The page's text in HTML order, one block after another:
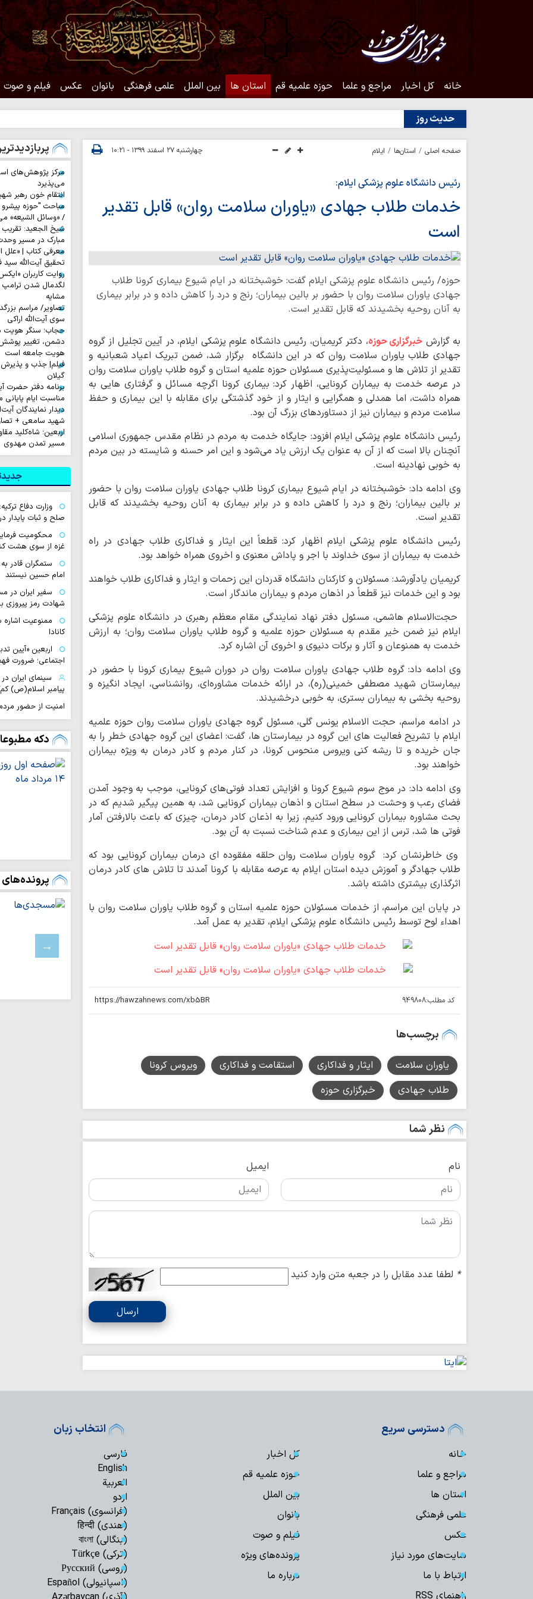
خانه کل اخبار مراجع و علما حوزه علمیه قم استان ها بین الملل علمی فرهنگی بانوان عکس فیلم و صوت
حدیث روز
صفحه اصلی استان‌ها ایلام چهارشنبه ۲۷ اسفند ۱۳۹۹ - ۱۰:۲۱
رئیس دانشگاه علوم پزشکی ایلام:
خدمات طلاب جهادی «یاوران سلامت روان» قابل تقدیر
است
حوزه/ رئیس دانشگاه علوم پزشکی ایلام گفت: خوشبختانه در ایام شیوع بیماری کرونا طلاب
جهادی یاوران سلامت روان با حضور بر بالین بیماران؛ رنج و درد را کاهش داده و در برابر بیماری
به آنان روحیه بخشیدند که قابل تقدیر است.
به گزارش خبرگزاری حوزه، دکتر کریمیان، رئیس دانشگاه علوم پزشکی ایلام، در آیین تجلیل از گروه
جهادی طلاب یاوران سلامت روان که در این دانشگاه برگزار شد، ضمن تبریک اعیاد شعبانیه و
تقدیر از تلاش ها و مسئولیت‌پذیری مسئولان حوزه علمیه استان و گروه طلاب یاوران سلامت روان
در عرصه خدمت به بیماران کرونایی، اظهار کرد: بیماری کرونا اگرچه مسائل و گرفتاری هایی به
همراه داشت، اما همدلی و همگرایی و ایثار و از خود گذشتگی برای مقابله با این بیماری و حفظ
سلامت مردم و بیماران نیز از دستاوردهای بزرگ آن بود.
رئیس دانشگاه علوم پزشکی ایلام افزود: جایگاه خدمت به مردم در نظام مقدس جمهوری اسلامی
آنچنان بالا است که از آن به عنوان یک ارزش یاد می‌شود و این امر حسنه و شایسته در بین مردم
به خوبی نهادینه است.
وی ادامه داد: خوشبختانه در ایام شیوع بیماری کرونا طلاب جهادی یاوران سلامت روان با حضور
بر بالین بیماران؛ رنج و درد را کاهش داده و در برابر بیماری به آنان روحیه بخشیدند که قابل
تقدیر است.
رئیس دانشگاه علوم پزشکی ایلام اظهار کرد: قطعاً این ایثار و فداکاری طلاب جهادی در راه
خدمت به بیماران از سوی خداوند با اجر و پاداش معنوی و اخروی همراه خواهد بود.
کریمیان یادآورشد: مسئولان و کارکنان‌ دانشگاه قدردان این زحمات و ایثار و فداکاری طلاب خواهند
بود و این خدمات نیز قطعاً در اذهان مردم و بیماران ماندگار است.
حجت‌الاسلام هاشمی، مسئول دفتر نهاد نمایندگی مقام معظم رهبری در دانشگاه علوم پزشکی
ایلام نیز ضمن خیر مقدم به مسئولان حوزه علمیه و گروه طلاب یاوران سلامت روان؛ به ارزش
خدمت به همنوعان و آثار و برکات دنیوی و اخروی آن اشاره کرد.
وی ادامه داد: گروه طلاب جهادی یاوران سلامت روان در دوران شیوع بیماری کرونا با حضور در
بیمارستان شهید مصطفی خمینی(ره)، در ارائه خدمات مشاوره‌ای، روانشناسی، ایجاد انگیزه و
روحیه بخشی به بیماران بستری، به خوبی درخشیدند.
در ادامه مراسم، حجت الاسلام یونس گلی، مسئول گروه جهادی یاوران سلامت روان حوزه علمیه
ایلام با تشریح فعالیت های این گروه در بیمارستان ها، گفت: اعضای این گروه جهادی خطر را به
جان خریده و تا ریشه کنی ویروس منحوس کرونا، در کنار مردم و کادر درمان به ویژه بیماران
خواهند بود.
وی ادامه داد: در موج سوم شیوع کرونا و افزایش تعداد فوتی‌های کرونایی، موجب به وجود آمدن
فضای رعب و وحشت در سطح استان و اذهان بیماران کرونایی شد، به همین پیگیر شدیم که در
بحث مشاوره بیماران کرونایی ورود کنیم، زیرا به اذعان کادر درمان، چیزی که باعث بالارفتن آمار
فوتی ها شد، ترس از این بیماری و عدم شناخت نسبت به آن بود.
وی خاطرنشان کرد: گروه یاوران سلامت روان حلقه مفقوده ای درمان بیماران کرونایی بود که
طلاب جهادگر و آموزش دیده استان ایلام به عرصه مقابله با کرونا آمدند تا تلاش های کادر درمان
اثرگذاری بیشتری داشته باشد.
در پایان این مراسم، از خدمات مسئولان حوزه علمیه استان و گروه طلاب یاوران سلامت روان با
اهداء لوح توسط رئیس دانشگاه علوم پزشکی ایلام، تقدیر به عمل آمد.
کد مطلب:949808
برچسب‌ها
یاوران سلامت ایثار و فداکاری استقامت و فداکاری
ویروس کرونا
طلاب جهادی
خبرگزاری حوزه
نظر شما
نام ایمیل
* لطفا عدد مقابل را در جعبه متن وارد کنید
ارسال
مرکز پژوهش‌های
می‌پذیرد
انتقام خون رهبر
مباحث "حوزه پیشرو
/ «وسائل الشیعه»
شیخ الجعید: تقریب
مبارک در مسیر
معرفی کتاب | «علل
تحقیق آیت‌الله سید
لگدمال شدن ترامپ
مشایه
تصاویر/ مراسم
سوی آیت‌الله اراکی
حجاب؛ سنگر هویت
دشمن، تغییر پوشش
هویت جامعه است
فیلم| جذب و پذیرش
گیلان
برنامه دفتر حضرت
مناسبت ایام پایانی
دیدار نمایندگان
شهید سامعی +
اربعین؛ شاه‌کلید
مسیر تمدن مهدوی
وزارت دفاع
صلح و ثبات پایدار
محکومیت
غزه از سوی هشت
ستمگران قادر
امام حسین نیستند
سفیر ایران در
شهادت رمز پیروزی
ممنوعیت
کانادا
اربعین «آیین
اجتماعی؛ ضرورت
سینمای ایران
پیامبر اسلام(ص)
امنیت از حضور
عاشورایی در کربلا
چگونه رذایل
منحرف می‌کنند؟
زندگی
چرا «مقایسه
خانوادگی است؟
حدیث روز |
امت از سوی آیت‌الله
روایت
امامزادگان قم
حفظ تنگه
است / دشمن به
به قائد شهید بود
دکه
پرونده‌های
دسترسی سریع
خانه
کل اخبار
مراجع و علما
حوزه علمیه قم
استان ها
بین الملل
علمی فرهنگی
بانوان
عکس
فیلم و صوت
سایت‌های مورد نیاز
پرونده‌های ویژه
ارتباط با ما
درباره ما
راهنمای RSS
انتخاب زبان
فارسی
English
العربیة
اردو
(فرانسوی) Français
(هندی) हिन्दी
(بنگالی) বাংলা
(ترکی) Türkçe
(روسی) Русский
(اسپانیولی) Español